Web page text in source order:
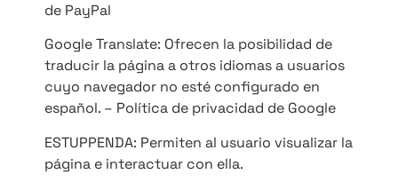
de PayPal
Google Translate: Ofrecen la posibilidad de
traducir la página a otros idiomas a usuarios
cuyo navegador no esté configurado en
español. – Política de privacidad de Google
ESTUPPENDA: Permiten al usuario visualizar la
página e interactuar con ella.